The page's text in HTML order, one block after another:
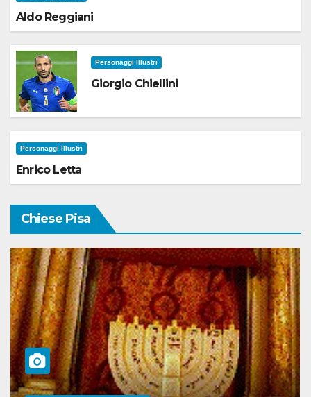
Aldo Reggiani
Personaggi Illustri
Giorgio Chiellini
Personaggi Illustri
Enrico Letta
Chiese Pisa